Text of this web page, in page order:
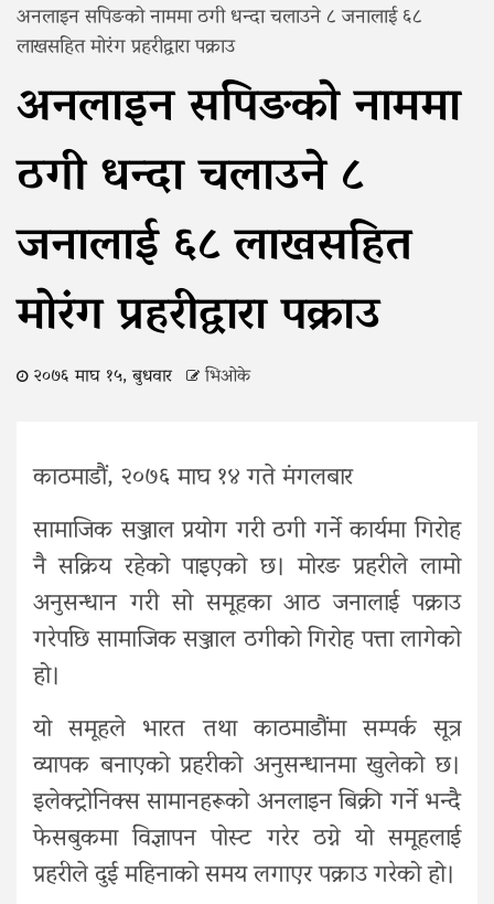
अनलाइन सपिङको नाममा ठगी धन्दा चलाउने ८ जनालाई ६८
लाखसहित मोरंग प्रहरीद्वारा पक्राउ
अनलाइन सपिङको नाममा
ठगी धन्दा चलाउने ८
जनालाई ६८ लाखसहित
मोरंग प्रहरीद्वारा पक्राउ
२०७६ माघ १५, बुधवार भिओके
काठमाडौं, २०७६ माघ १४ गते मंगलबार
सामाजिक सञ्जाल प्रयोग गरी ठगी गर्ने कार्यमा गिरोह
नै सक्रिय रहेको पाइएको छ। मोरङ प्रहरीले लामो
अनुसन्धान गरी सो समूहका आठ जनालाई पक्राउ
गरेपछि सामाजिक सञ्जाल ठगीको गिरोह पत्ता लागेको
हो।
यो समूहले भारत तथा काठमाडौंमा सम्पर्क सूत्र
व्यापक बनाएको प्रहरीको अनुसन्धानमा खुलेको छ।
इलेक्ट्रोनिक्स सामानहरूको अनलाइन बिक्री गर्ने भन्दै
फेसबुकमा विज्ञापन पोस्ट गरेर ठग्ने यो समूहलाई
प्रहरीले दुई महिनाको समय लगाएर पक्राउ गरेको हो।